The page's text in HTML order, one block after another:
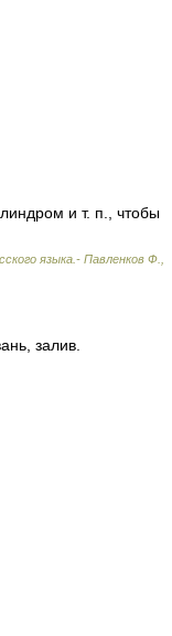
и т. п., чтобы
языка.- Павленков Ф.
залив.